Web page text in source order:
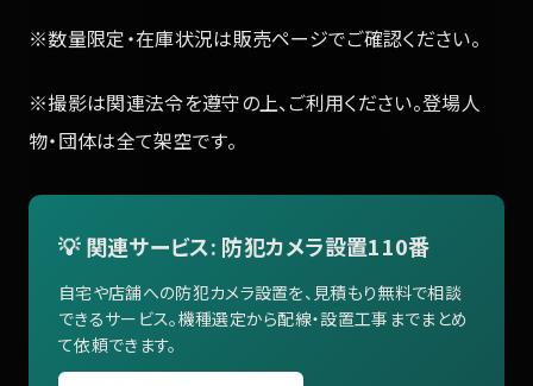
※数量限定・在庫状況は販売ページでご確認ください。
※撮影は関連法令を遵守の上、ご利用ください。登場人
物・団体は全て架空です。
💡 関連サービス: 防犯カメラ設置110番
自宅や店舗への防犯カメラ設置を、見積もり無料で相談
できるサービス。機種選定から配線・設置工事までまとめ
て依頼できます。